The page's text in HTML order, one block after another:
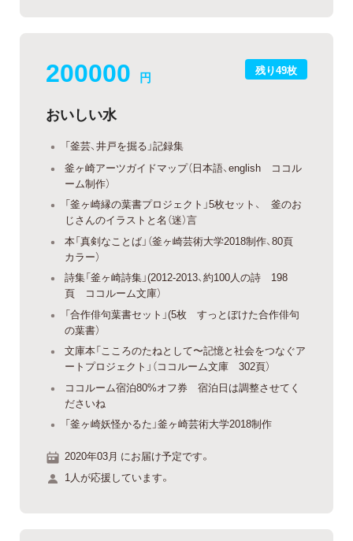
残り49枚
200000 円
おいしい水
「釜芸、井戸を掘る」記録集
釜ヶ崎アーツガイドマップ（日本語、english ココル
ーム制作）
「釜ヶ崎縁の葉書プロジェクト」5枚セット、 釜のお
じさんのイラストと名（迷）言
本「真剣なことば」（釜ヶ崎芸術大学2018制作、80頁
カラー）
詩集「釜ヶ崎詩集」(2012-2013、約100人の詩 198
頁 ココルーム文庫）
「合作俳句葉書セット」(5枚 すっとぼけた合作俳句
の葉書）
文庫本「こころのたねとして〜記憶と社会をつなぐア
ートプロジェクト」（ココルーム文庫 302頁）
ココルーム宿泊80%オフ券 宿泊日は調整させてく
ださいね
「釜ヶ崎妖怪かるた」釜ヶ崎芸術大学2018制作
2020年03月 にお届け予定です。
1人が応援しています。